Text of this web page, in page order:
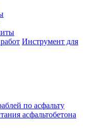
Инструмент для
по асфальту
асфальтобетона